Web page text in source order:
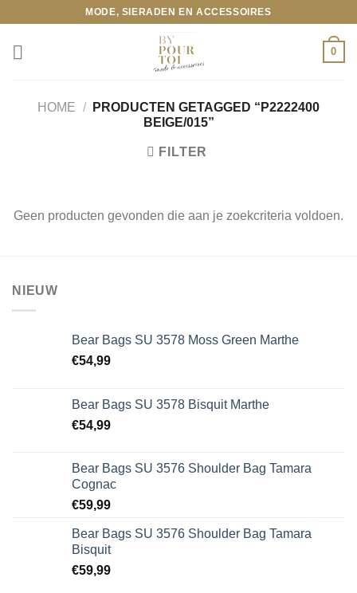
inhoud
MODE, SIERADEN EN ACCESSOIRES
0
HOME /
PRODUCTEN GETAGGED “P2222400
BEIGE/015”
FILTER
Geen producten gevonden die aan je zoekcriteria voldoen.
NIEUW
Bear Bags SU 3578 Moss Green Marthe
€54,99
Bear Bags SU 3578 Bisquit Marthe
€54,99
Bear Bags SU 3576 Shoulder Bag Tamara
Cognac
€59,99
Bear Bags SU 3576 Shoulder Bag Tamara
Bisquit
€59,99